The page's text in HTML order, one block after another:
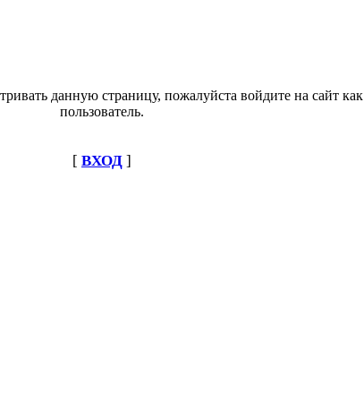
данную страницу, пожалуйста войдите на сайт как
пользователь.
[ ВХОД ]